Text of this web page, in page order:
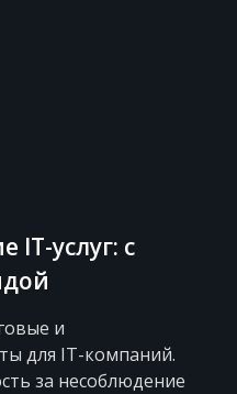
IT-услуг: с
и
для IT-компаний.
за несоблюдение